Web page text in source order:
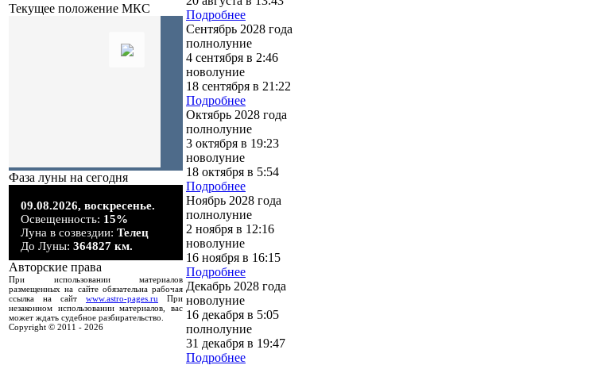
Текущее положение МКС
Фаза луны на сегодня
09.08.2026, воскресенье.
Освещенность: 15%
Луна в созвездии: Телец
До Луны: 364827 км.
Авторские права
При использовании материалов
размещенных на сайте обязательна рабочая
ссылка на сайт www.astro-pages.ru При
незаконном использовании материалов, вас
может ждать судебное разбирательство.
Copyright © 2011 - 2026
Подробнее
Сентябрь 2028 года
полнолуние
4 сентября в 2:46
новолуние
18 сентября в 21:22
Подробнее
Октябрь 2028 года
полнолуние
3 октября в 19:23
новолуние
18 октября в 5:54
Подробнее
Ноябрь 2028 года
полнолуние
2 ноября в 12:16
новолуние
16 ноября в 16:15
Подробнее
Декабрь 2028 года
новолуние
16 декабря в 5:05
полнолуние
31 декабря в 19:47
Подробнее